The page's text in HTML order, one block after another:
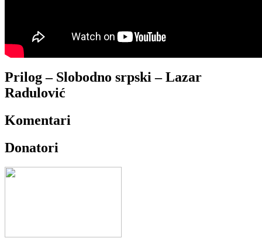
Prilog – Slobodno srpski – Lazar
Radulović
Komentari
Donatori